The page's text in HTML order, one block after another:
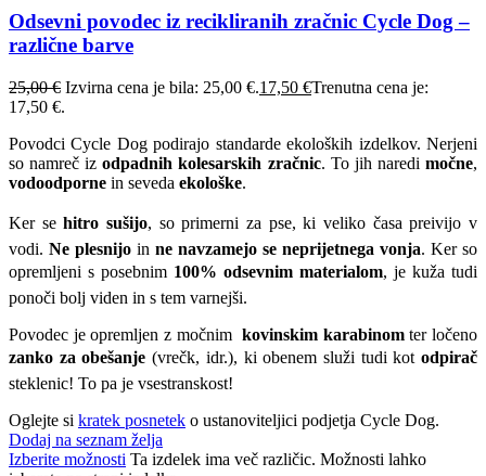
Odsevni povodec iz recikliranih zračnic Cycle Dog –
različne barve
25,00€ Izvirna cena je bila: 25,00 €.17,50 €Trenutna cena je:
17,50 €.
Povodci Cycle Dog podirajo standarde ekoloških izdelkov. Nerjeni
so namreč izodpadnih kolesarskih zračnic. To jih naredimočne,
vodoodporne in seveda ekološke.
Ker sehitro sušijo, so primerni za pse, ki veliko časa preivijo v
vodi. Ne plesnijo in ne navzamejo se neprijetnega vonja. Ker so
opremljeni s posebnim 100% odsevnim materialom, je kuža tudi
ponoči bolj viden in s tem varnejši.
Povodec je opremljen z močnim kovinskim karabinomter ločeno
zanko za obešanje (vrečk, idr.), ki obenem služi tudi kotodpirač
steklenic! To pa je vsestranskost!
Oglejte si kratek posnetek o ustanoviteljici podjetja Cycle Dog.
Dodaj na seznam želja
Izberite možnosti Ta izdelek ima več različic. Možnosti lahko